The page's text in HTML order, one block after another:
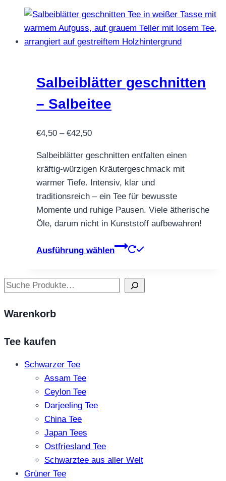
Salbeiblätter geschnitten
– Salbeitee
€4,50 – €42,50Preisspanne:
bis
€42,50
Salbeiblätter geschnitten entfalten einen
kräftig-würzigen Kräutergeschmack mit
warmer Tiefe. Intensiv, klar und
traditionsreich – ein Tee für bewusste
Momente und ruhige Pausen. Viele ätherische
Öle, darum nicht in Kunststoff aufbewahren!
Ausführung wählen
Dieses
Suchen
Warenkorb
Tee kaufen
Schwarzer Tee
Assam Tee
Ceylon Tee
Darjeeling Tee
China Tee
Japan Tees
Ostfriesland Tee
Schwarztee aus aller Welt
Grüner Tee